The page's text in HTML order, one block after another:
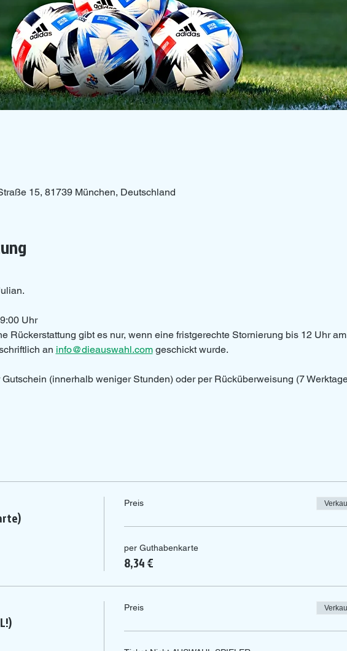
15, 81739 München, Deutschland
Uhr
Rückerstattung gibt es nur, wenn eine fristgerechte Stornierung bis 12 Uhr am
an info@dieauswahl.com geschickt wurde.
(innerhalb weniger Stunden) oder per Rücküberweisung (7
Preis
per Guthabenkarte
8,34 €
Preis